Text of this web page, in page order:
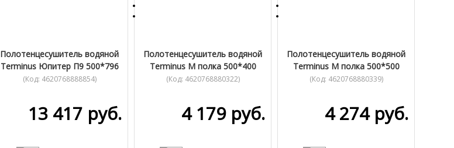
Полотенцесушитель водяной
Terminus Юпитер П9 500*796
(Код: 4620768888854)
13 417 руб.
Полотенцесушитель водяной
Terminus М полка 500*400
(Код: 4620768880322)
4 179 руб.
Полотенцесушитель водяной
Terminus М полка 500*500
(Код: 4620768880339)
4 274 руб.